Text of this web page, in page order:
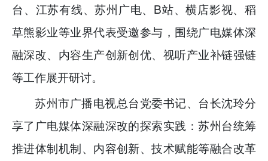
台、江苏有线、苏州广电、B站、横店影视、稻
草熊影业等业界代表受邀参与，围绕广电媒体深
融深改、内容生产创新创优、视听产业补链强链
等工作展开研讨。
苏州市广播电视总台党委书记、台长沈玲分
享了广电媒体深融深改的探索实践：苏州台统筹
推进体制机制、内容创新、技术赋能等融合改革